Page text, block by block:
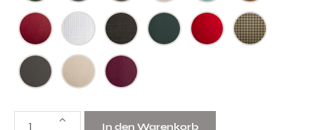
In den Warenkorb